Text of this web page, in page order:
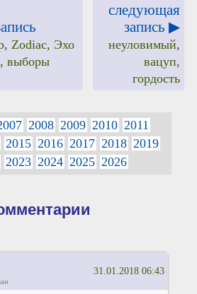
Zodiac, Эхо
выборы
следующая
запись ▶
неуловимый,
вацуп,
гордость
2008 2009 2010 2011
2015 2016 2017 2018 2019
2023 2024 2025 2026
31.01.2018 06:43